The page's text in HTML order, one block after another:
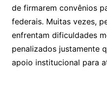
de firmarem convênios
federais. Muitas vezes,
enfrentam dificuldades
penalizados justamente
apoio institucional para